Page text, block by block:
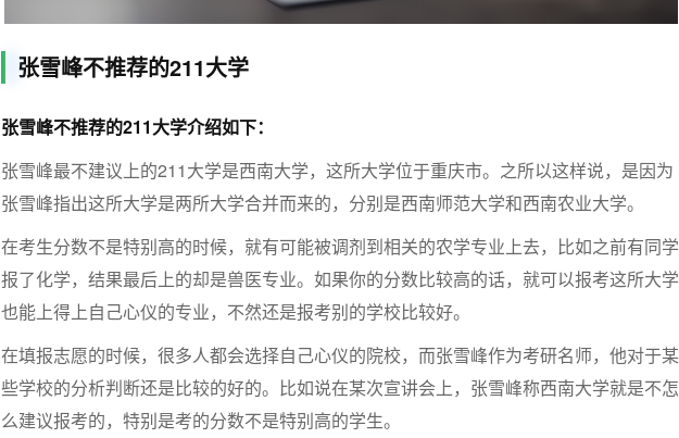
张雪峰不推荐的211大学
张雪峰不推荐的211大学介绍如下：
张雪峰最不建议上的211大学是西南大学，这所大学位于重庆市。之所以这样说，是因为
张雪峰指出这所大学是两所大学合并而来的，分别是西南师范大学和西南农业大学。
在考生分数不是特别高的时候，就有可能被调剂到相关的农学专业上去，比如之前有同学
报了化学，结果最后上的却是兽医专业。如果你的分数比较高的话，就可以报考这所大学
也能上得上自己心仪的专业，不然还是报考别的学校比较好。
在填报志愿的时候，很多人都会选择自己心仪的院校，而张雪峰作为考研名师，他对于某
些学校的分析判断还是比较的好的。比如说在某次宣讲会上，张雪峰称西南大学就是不怎
么建议报考的，特别是考的分数不是特别高的学生。